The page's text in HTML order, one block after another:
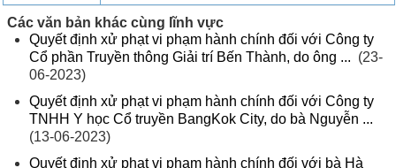
Các văn bản khác cùng lĩnh vực
Quyết định xử phạt vi phạm hành chính đối với Công ty
Cổ phần Truyền thông Giải trí Bến Thành, do ông ... (23-
06-2023)
Quyết định xử phạt vi phạm hành chính đối với Công ty
TNHH Y học Cổ truyền BangKok City, do bà Nguyễn ...
(13-06-2023)
Quyết định xử phạt vi phạm hành chính đối với bà Hà